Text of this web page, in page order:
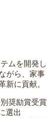
ムを開発し
がら、家事
新に貢献。
奨励賞受賞
選出